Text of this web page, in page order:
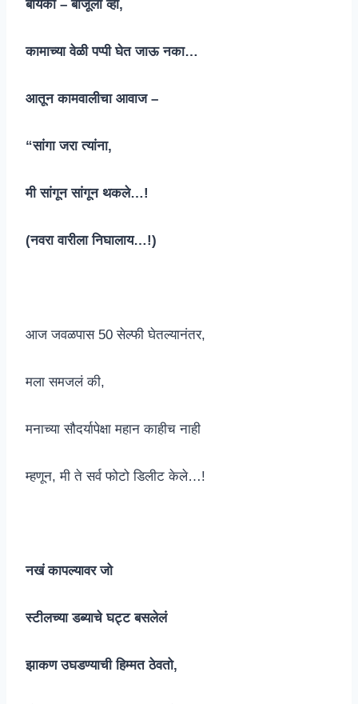
बायको – बाजूला व्हा,
कामाच्या वेळी पप्पी घेत जाऊ नका…
आतून कामवालीचा आवाज –
“सांगा जरा त्यांना,
मी सांगून सांगून थकले…!
(नवरा वारीला निघालाय…!)
आज जवळपास 50 सेल्फी घेतल्यानंतर,
मला समजलं की,
मनाच्या सौदर्यापेक्षा महान काहीच नाही
म्हणून, मी ते सर्व फोटो डिलीट केले…!
नखं कापल्यावर जो
स्टीलच्या डब्याचे घट्ट बसलेलं
झाकण उघडण्याची हिम्मत ठेवतो,